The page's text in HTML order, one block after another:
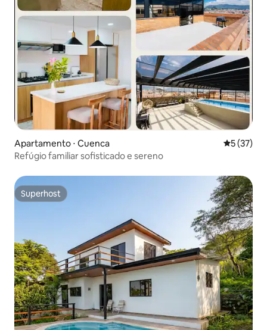
Apartamento ⋅ Cuenca 5 de uma
5 (37)
Refúgio familiar sofisticado e sereno
Superhost
Superhost